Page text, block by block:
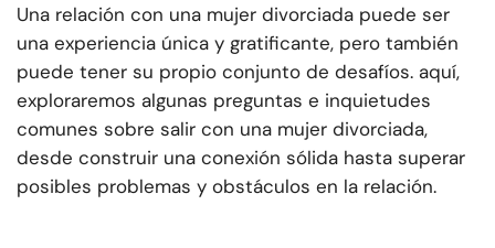
Una relación con una mujer divorciada puede ser
una experiencia única y gratificante, pero también
puede tener su propio conjunto de desafíos. aquí,
exploraremos algunas preguntas e inquietudes
comunes sobre salir con una mujer divorciada,
desde construir una conexión sólida hasta superar
posibles problemas y obstáculos en la relación.